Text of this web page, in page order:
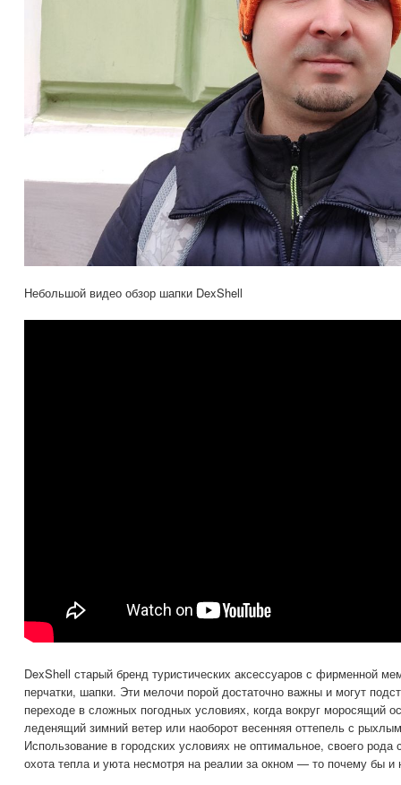
Небольшой видео обзор шапки DexShell
DexShell старый бренд туристических аксессуаров с фирменной
перчатки, шапки. Эти мелочи порой достаточно важны и могут
переходе в сложных погодных условиях, когда вокруг моросящий
леденящий зимний ветер или наоборот весенняя оттепель с
Использование в городских условиях не оптимальное, своего
охота тепла и уюта несмотря на реалии за окном — то почему бы и